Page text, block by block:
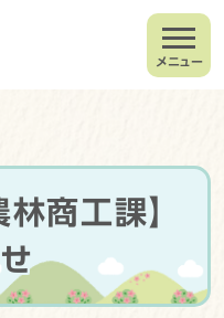
メニュー
商工課】